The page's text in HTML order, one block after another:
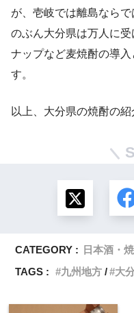
が、壱岐では離島なら
のぶん大分県は万人に
ナップなど麦焼酎の導
す。
以上、大分県の焼酎の紹
CATEGORY :
日本酒・
TAGS :
九州地方 大